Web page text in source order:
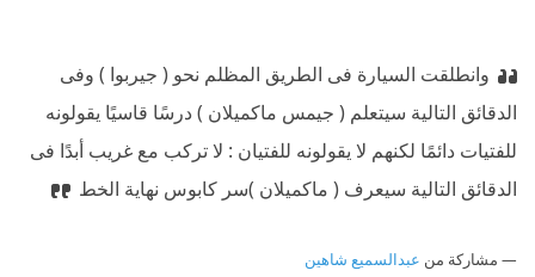
وانطلقت السيارة فى الطريق المظلم نحو ( جيربوا ) ‫وفى
الدقائق التالية سيتعلم ( جيمس ماكميلان ) درسًا قاسيًا يقولونە
للفتيات دائمًا لكنهم لا يقولونە للفتيان : لا تركب مع غريب أبدًا ‫فى
الدقائق التالية سيعرف ( ماكميلان )سر كابوس نهاية الخط
مشاركة من عبدالسميع شاهين